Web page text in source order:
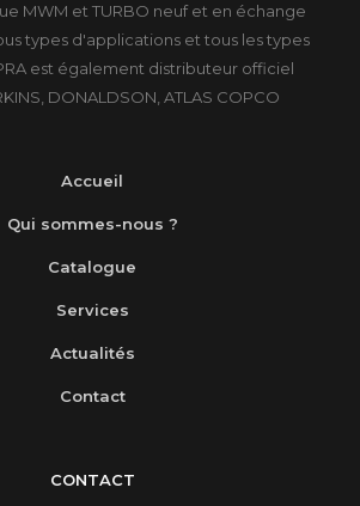
MWM et TURBO neuf et en échange
types d'applications et tous les types
est également distributeur officiel
DONALDSON, ATLAS COPCO
Accueil
Qui sommes-nous ?
Catalogue
Services
Actualités
Contact
CONTACT